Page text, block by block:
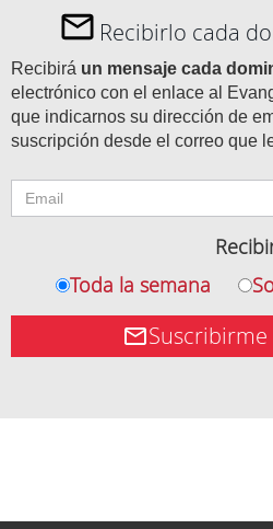
Recibirlo cada
Recibirá un mensaje cada
electrónico con el enlace al
que indicarnos su dirección de
suscripción desde el correo que
Toda la semana